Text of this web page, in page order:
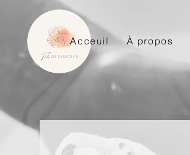
Acceuil À propos